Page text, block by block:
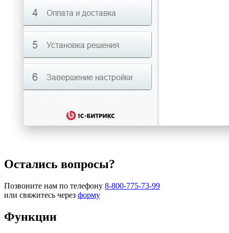
Остались вопросы?
Позвоните нам по телефону 8-800-775-73-99
или свяжитесь через форму
Функции